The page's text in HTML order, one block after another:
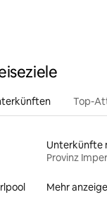
Top-
Unterkünfte
Provinz
Mehr